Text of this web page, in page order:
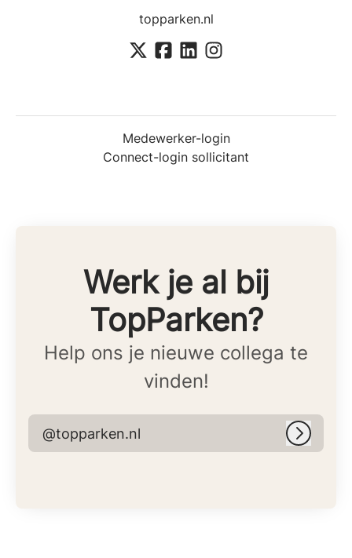
topparken.nl
Medewerker-login
Connect-login sollicitant
Werk je al bij
TopParken?
Help ons je nieuwe collega te
vinden!
@topparken.nl